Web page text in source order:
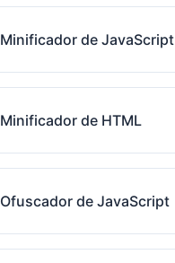
Minificador de JavaScript
Minificador de HTML
Ofuscador de JavaScript